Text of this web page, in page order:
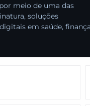
meio de uma das
soluções
em saúde,